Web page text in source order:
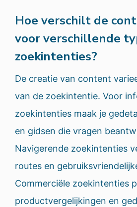
Hoe verschilt de
voor verschillende
zoekintenties?
De creatie van content
van de zoekintentie. Voor
zoekintenties maak je
en gidsen die vragen
Navigerende zoekintenties
routes en
Commerciële zoekintenties
productvergelijkingen en